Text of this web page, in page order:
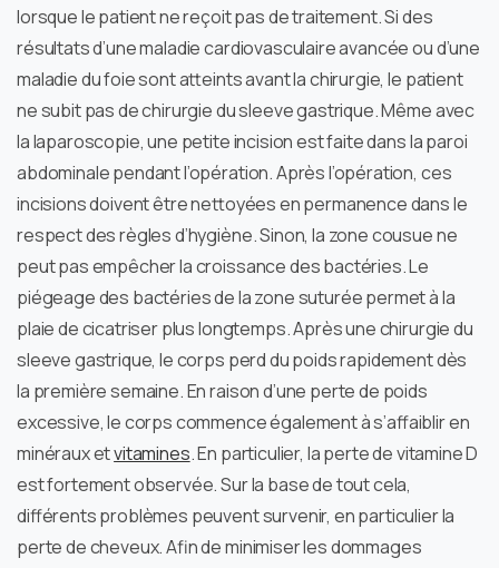
lorsque le patient ne reçoit pas de traitement. Si des
résultats d’une maladie cardiovasculaire avancée ou d’une
maladie du foie sont atteints avant la chirurgie, le patient
ne subit pas de chirurgie du sleeve gastrique. Même avec
la laparoscopie, une petite incision est faite dans la paroi
abdominale pendant l’opération. Après l’opération, ces
incisions doivent être nettoyées en permanence dans le
respect des règles d’hygiène. Sinon, la zone cousue ne
peut pas empêcher la croissance des bactéries. Le
piégeage des bactéries de la zone suturée permet à la
plaie de cicatriser plus longtemps. Après une chirurgie du
sleeve gastrique, le corps perd du poids rapidement dès
la première semaine. En raison d’une perte de poids
excessive, le corps commence également à s’affaiblir en
minéraux etvitamines. En particulier, la perte de vitamine D
est fortement observée. Sur la base de tout cela,
différents problèmes peuvent survenir, en particulier la
perte de cheveux. Afin de minimiser les dommages